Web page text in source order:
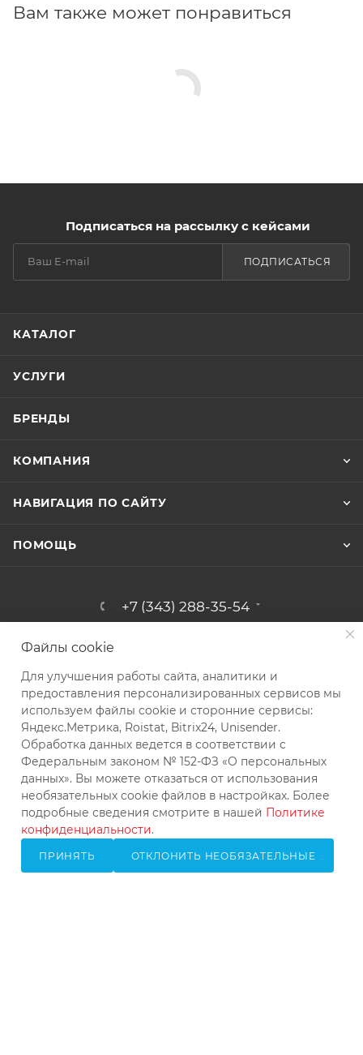
Вам также может понравиться
Подписаться на рассылку с кейсами
ПОДПИСАТЬСЯ
КАТАЛОГ
УСЛУГИ
БРЕНДЫ
КОМПАНИЯ
НАВИГАЦИЯ ПО САЙТУ
ПОМОЩЬ
+7 (343) 288-35-54
Екатеринбург, ул. Колхозников,
д. 59А, офис 303
2026 © КВиП: Короли воды и пара
Файлы cookie
Для улучшения работы сайта, аналитики и
предоставления персонализированных сервисов мы
используем файлы cookie и сторонние сервисы:
Яндекс.Метрика, Roistat, Bitrix24, Unisender.
Обработка данных ведется в соответствии с
Федеральным законом № 152-ФЗ «О персональных
данных». Вы можете отказаться от использования
необязательных cookie файлов в настройках. Более
подробные сведения смотрите в нашей Политике
конфиденциальности.
ПРИНЯТЬ ОТКЛОНИТЬ НЕОБЯЗАТЕЛЬНЫЕ